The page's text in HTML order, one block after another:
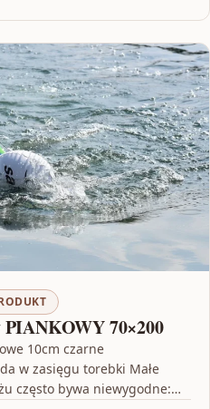
70×200
10cm czarne
w zasięgu torebki Małe
często bywa niewygodne: